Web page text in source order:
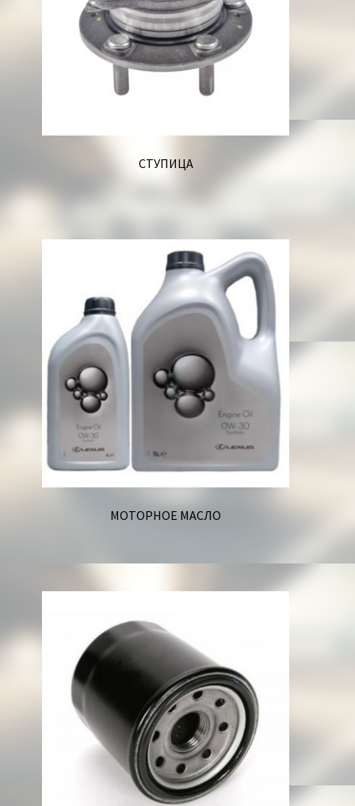
СТУПИЦА
МОТОРНОЕ МАСЛО